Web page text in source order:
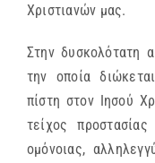
Χριστιανών μας.
Στην δυσκολότατη
την οποία
πίστη στον Ιησού
τείχος
ομόνοιας,